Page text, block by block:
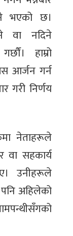
भएको छ।
वा नदिने
हाम्रो
आर्जन गर्न
गरी निर्णय
नेताहरूले
सहकार्य
उनीहरूले
अहिलेको